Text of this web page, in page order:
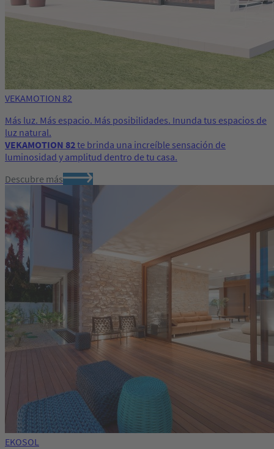
VEKAMOTION 82
Más luz. Más espacio. Más posibilidades. Inunda tus espacios de
luz natural.
VEKAMOTION 82te brinda una increíble sensación de
luminosidad y amplitud dentro de tu casa.
Descubre más
EKOSOL